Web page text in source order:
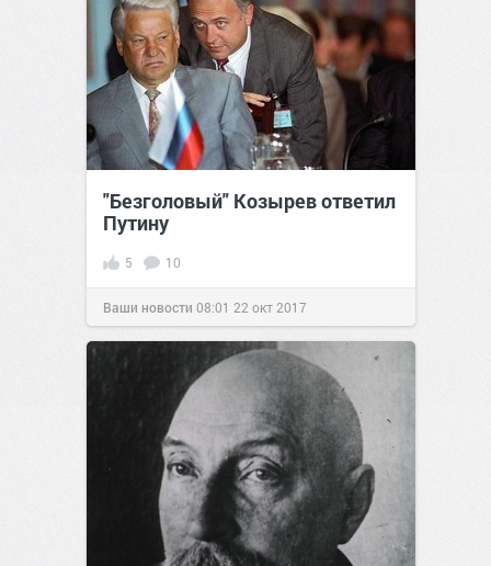
"Безголовый" Козырев ответил
Путину
5 10
Ваши новости 08:01 22 окт 2017